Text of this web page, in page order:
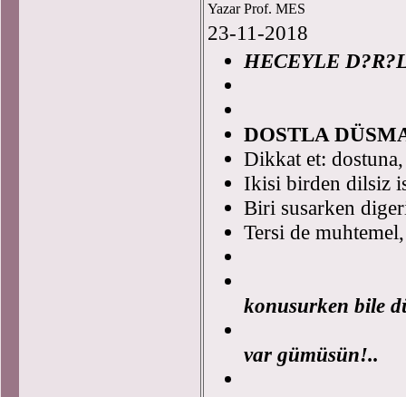
Yazar Prof. MES
23-11-2018
HECEYLE
DOSTLA
Dikkat et:
Ikisi birden dilsiz
Biri susarken
Tersi de
konusurken bile
var gümüsün!..